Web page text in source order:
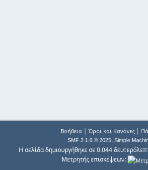
Βοήθεια| Όροι και Κανόνες|
SMF 2.1.6 © 2025, Simple
Η σελίδα δημιουργήθηκε σε 0.044
Μετρητής επισκέψεων: